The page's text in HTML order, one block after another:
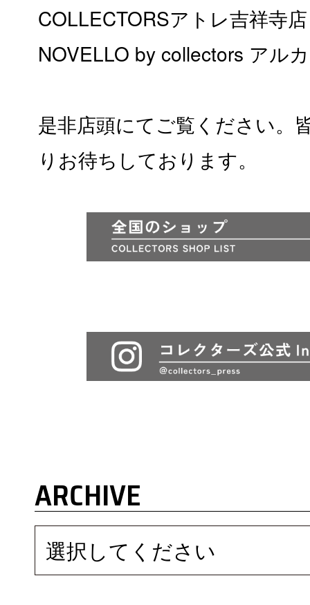
COLLECTORSアトレ吉祥寺店
NOVELLO by collectors アル
是非店頭にてご覧ください。
りお待ちしております。
ARCHIVE
選択してください